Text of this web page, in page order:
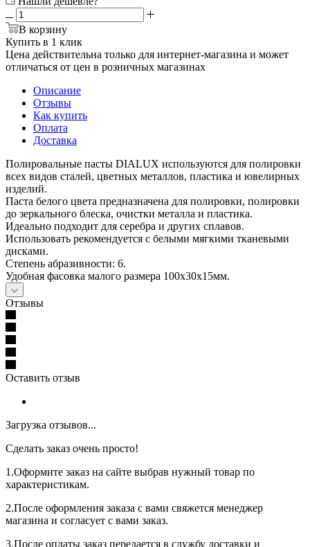
В корзину
Купить в 1 клик
Цена действительна только для интернет-магазина и может
отличаться от цен в розничных магазинах
Описание
Отзывы
Как купить
Оплата
Доставка
Полировальные пасты DIALUX используются для полировки
всех видов сталей, цветных металлов, пластика и ювелирных
изделий.
Паста белого цвета предназначена для полировки, полировки
до зеркального блеска, очистки металла и пластика.
Идеально подходит для серебра и других сплавов.
Использовать рекомендуется с белыми мягкими тканевыми
дисками.
Степень абразивности: 6.
Удобная фасовка малого размера 100х30х15мм.
Отзывы
Оставить отзыв
Загрузка отзывов...
Сделать заказ очень просто!
1.Оформите заказ на сайте выбрав нужный товар по
характеристикам.
2.После оформления заказа с вами свяжется менеджер
магазина и согласует с вами заказ.
3.После оплаты заказ передается в службу доставки и